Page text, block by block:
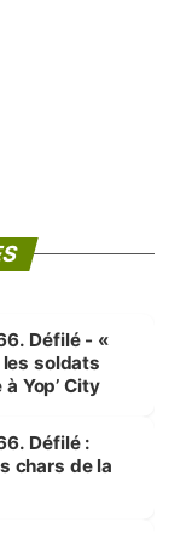
Défilé - «
les soldats
Yop’ City
Défilé :
chars de la